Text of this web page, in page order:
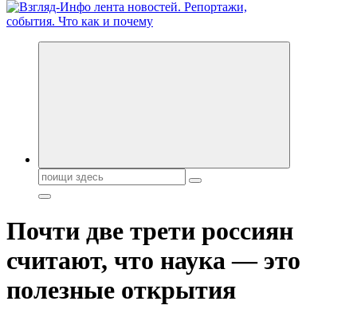
Обо всем и обо всех, что зачем и почему. Новости политики,
Поиск:
Почти две трети россиян
считают, что наука — это
полезные открытия